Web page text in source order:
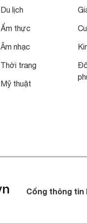
Du lịch
Ẩm thực
Âm nhạc
Thời trang
Mỹ thuật
Cổng thông tin